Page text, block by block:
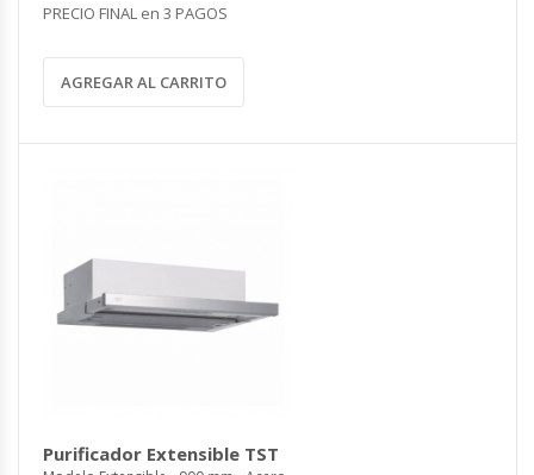
PRECIO FINAL en 3 PAGOS
AGREGAR AL CARRITO
Purificador Extensible TST